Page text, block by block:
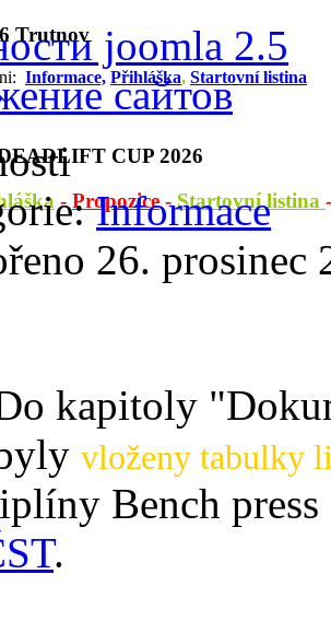
Trutnov
Informace, Přihláška, Startovní listina
CUP 2026
-Propozice-Startovní listina
joomla 2.5
сайтов
Informace
26. prosinec
kapitoly
vloženy tabulky
Bench
.